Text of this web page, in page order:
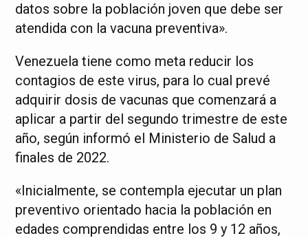
datos sobre la población joven que debe ser
atendida con la vacuna preventiva».
Venezuela tiene como meta reducir los
contagios de este virus, para lo cual prevé
adquirir dosis de vacunas que comenzará a
aplicar a partir del segundo trimestre de este
año, según informó el Ministerio de Salud a
finales de 2022.
«Inicialmente, se contempla ejecutar un plan
preventivo orientado hacia la población en
edades comprendidas entre los 9 y 12 años,